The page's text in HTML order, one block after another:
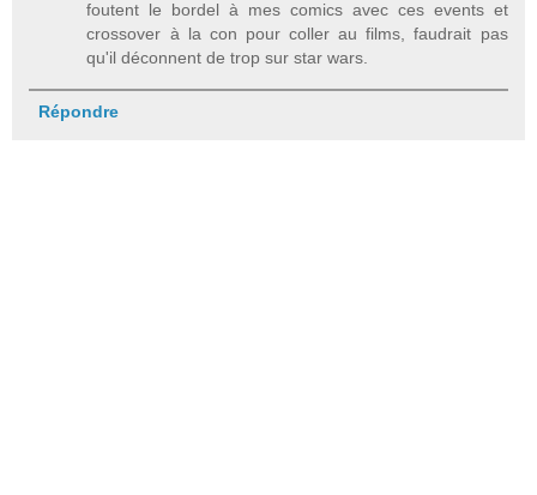
foutent le bordel à mes comics avec ces events et
crossover à la con pour coller au films, faudrait pas
qu'il déconnent de trop sur star wars.
Répondre